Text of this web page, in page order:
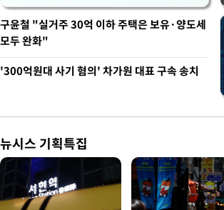
구윤철 "실거주 30억 이하 주택은 보유·양도세
모두 완화"
'300억원대 사기 혐의' 차가원 대표 구속 송치
뉴시스 기획특집